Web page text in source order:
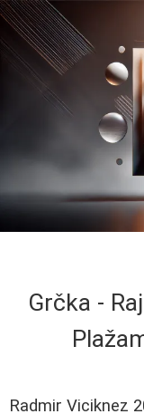
Grčka -
Radmir Viciknez